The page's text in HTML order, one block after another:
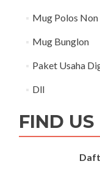
Mug Polos
Mug Bunglon
Paket Usaha
Dll
FIND US